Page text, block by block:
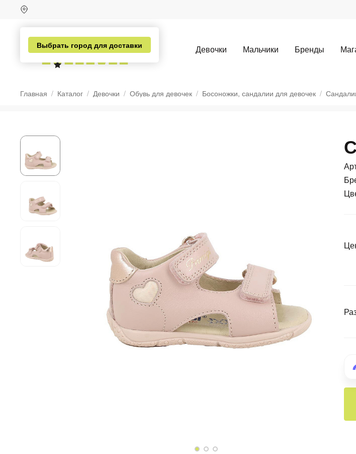
Выбрать город для доставки Девочки Мальчики Бренды
Главная Каталог Девочки Обувь для девочек Босоножки, сандалии для девочек
Сегодня
25%
в